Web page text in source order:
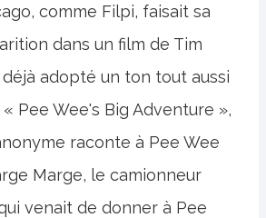
comme Filpi, faisait sa
dans un film de Tim
adopté un ton tout aussi
Pee Wee's Big Adventure »,
raconte à Pee Wee
Marge, le camionneur
venait de donner à Pee